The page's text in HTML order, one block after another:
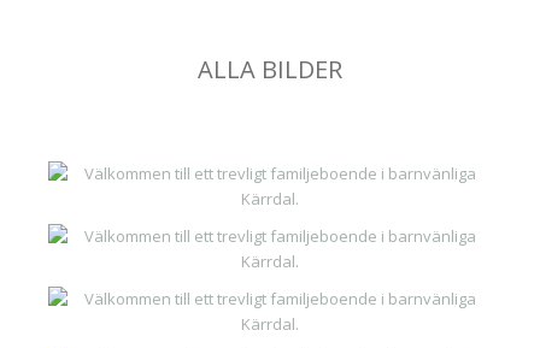
ALLA BILDER